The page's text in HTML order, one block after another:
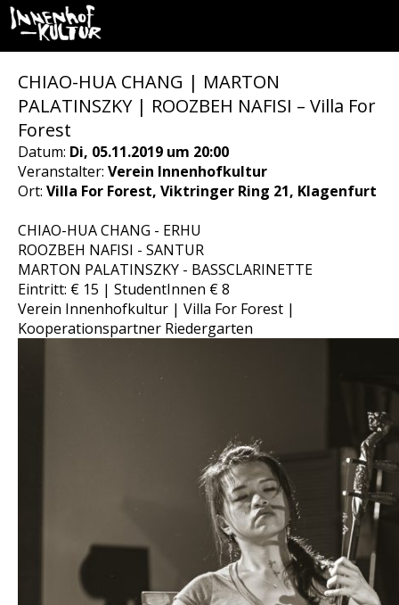
CHIAO-HUA CHANG | MARTON
PALATINSZKY | ROOZBEH NAFISI – Villa For
Forest
Datum: Di, 05.11.2019 um 20:00
Veranstalter: Verein Innenhofkultur
Ort: Villa For Forest, Viktringer Ring 21, Klagenfurt
CHIAO-HUA CHANG - ERHU
ROOZBEH NAFISI - SANTUR
MARTON PALATINSZKY - BASSCLARINETTE
Eintritt: € 15 | StudentInnen € 8
Verein Innenhofkultur | Villa For Forest |
Kooperationspartner Riedergarten